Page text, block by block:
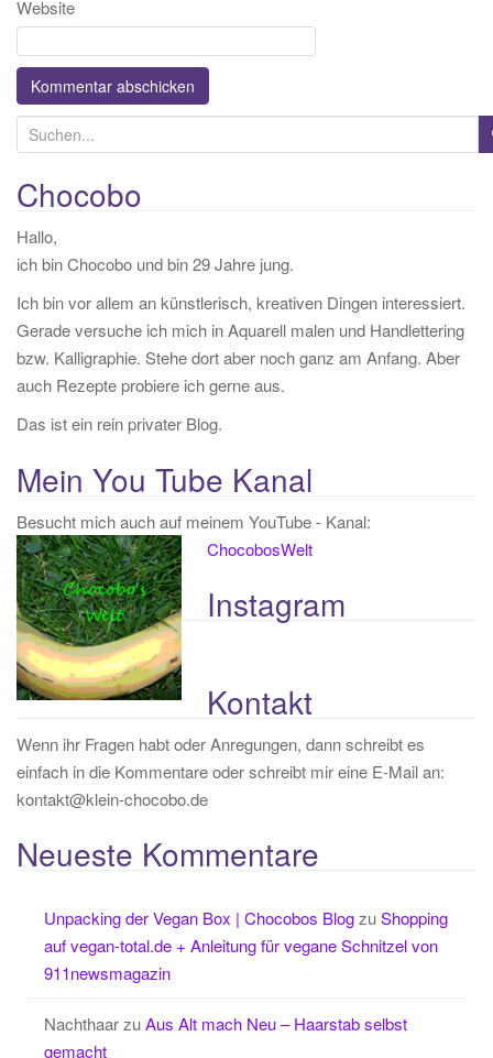
Website
u
c
h
e
n
a
c
h
Chocobo
Hallo,
ich bin Chocobo und bin 29 Jahre jung.
Ich bin vor allem an künstlerisch, kreativen Dingen interessiert.
Gerade versuche ich mich in Aquarell malen und Handlettering
bzw. Kalligraphie. Stehe dort aber noch ganz am Anfang. Aber
auch Rezepte probiere ich gerne aus.
Das ist ein rein privater Blog.
Mein You Tube Kanal
Besucht mich auch auf meinem YouTube - Kanal:
ChocobosWelt
Instagram
Kontakt
Wenn ihr Fragen habt oder Anregungen, dann schreibt es
einfach in die Kommentare oder schreibt mir eine E-Mail an:
kontakt@klein-chocobo.de
Neueste Kommentare
Unpacking der Vegan Box | Chocobos BlogzuShopping
auf vegan-total.de + Anleitung für vegane Schnitzel von
911newsmagazin
NachthaarzuAus Alt mach Neu – Haarstab selbst
gemacht